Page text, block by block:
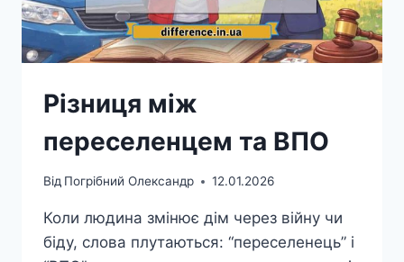
Різниця між
переселенцем та ВПО
Від Погрібний Олександр 12.01.2026
Коли людина змінює дім через війну чи
біду, слова плутаються: “переселенець” і